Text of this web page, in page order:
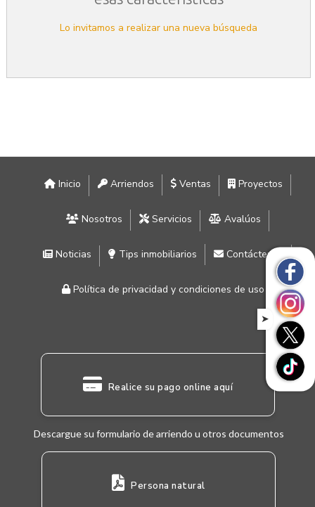
Lo invitamos a realizar una nueva búsqueda
Inicio Arriendos Ventas Proyectos
Nosotros Servicios Avalúos
Noticias Tips inmobiliarios Contáctenos
Política de privacidad y condiciones de uso
Realice su pago online aquí
Descargue su formulario de arriendo u otros documentos
Persona natural
➤